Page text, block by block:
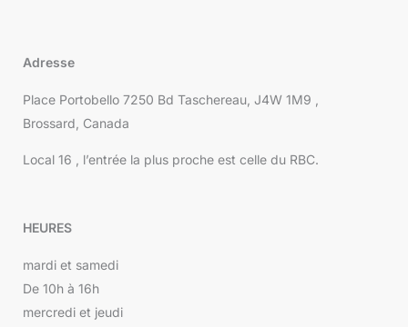
Adresse
Place Portobello 7250 Bd Taschereau, J4W 1M9 ,
Brossard, Canada
Local 16 , l’entrée la plus proche est celle du RBC.
HEURES
mardi et samedi
De 10h à 16h
mercredi et jeudi